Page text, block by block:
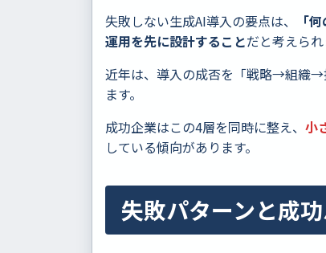
失敗しない生成AI導入の要点は、
「
運用を先に設計することだと考えられ
近年は、導入の成否を「戦略→組織
ます。
成功企業はこの4層を同時に整え、 小
している傾向があります。
失敗パターンと成